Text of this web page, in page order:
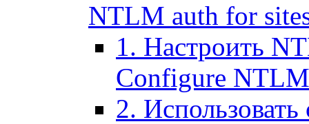
NTLM auth for
1. Настроить
Configure
2.